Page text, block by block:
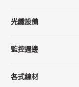
光纖設備
監控週邊
各式線材